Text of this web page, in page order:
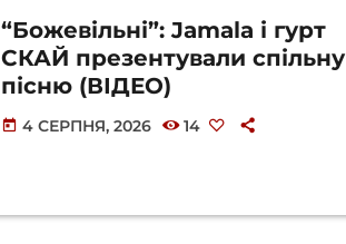
“Божевільні”: Jamala і гурт
СКАЙ презентували спільну
пісню (ВІДЕО)
today 4 СЕРПНЯ, 2026 14